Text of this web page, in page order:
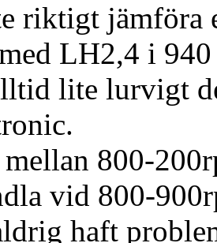
riktigt jämföra
LH2,4 i
lite lurvigt
800-
vid 800-
haft